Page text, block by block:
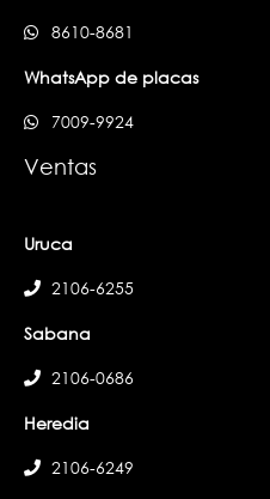
8610-8681
WhatsApp de placas
7009-9924
Ventas
Uruca
2106-6255
Sabana
2106-0686
Heredia
2106-6249